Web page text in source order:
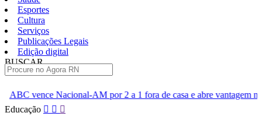
Esportes
Cultura
Serviços
Publicações Legais
Edição digital
BUSCAR
AM por 2 a 1 fora de casa e abre vantagem nas quartas
Cine
Pular
Educação